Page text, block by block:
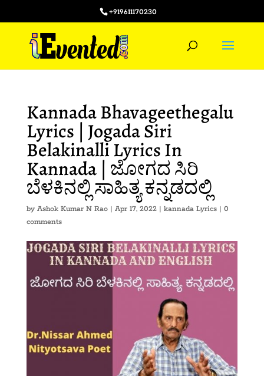
+919611170230
Kannada Bhavageethegalu
Lyrics | Jogada Siri
Belakinalli Lyrics In
Kannada | ಜೋಗದ ಸಿರಿ
ಬೆಳಕಿನಲ್ಲಿ ಸಾಹಿತ್ಯ ಕನ್ನಡದಲ್ಲಿ
by Ashok Kumar N Rao| Apr 17, 2022| kannada Lyrics| 0
comments